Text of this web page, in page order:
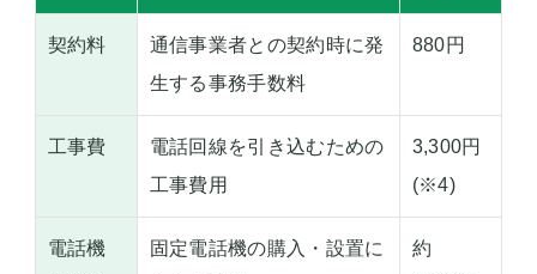
契約料
通信事業者との契約時に発
生する事務手数料
880円
工事費
電話回線を引き込むための
工事費用
3,300円
(※4)
電話機
固定電話機の購入・設置に
約